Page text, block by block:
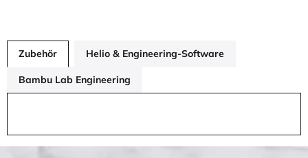
Zubehör Helio & Engineering-Software
Bambu Lab Engineering